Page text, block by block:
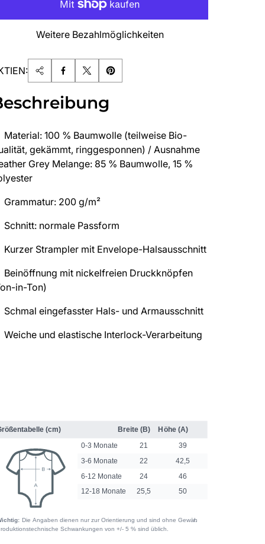
Weitere Bezahlmöglichkeiten
Material: 100 % Baumwolle (teilweise Bio-
gekämmt, ringgesponnen) / Ausnahme
Grey Melange: 85 % Baumwolle, 15 %
Grammatur: 200 g/m²
Schnitt: normale Passform
Kurzer Strampler mit Envelope-Halsausschnitt
Beinöffnung mit nickelfreien Druckknöpfen
in-Ton)
Schmal eingefasster Hals- und Armausschnitt
Weiche und elastische Interlock-Verarbeitung